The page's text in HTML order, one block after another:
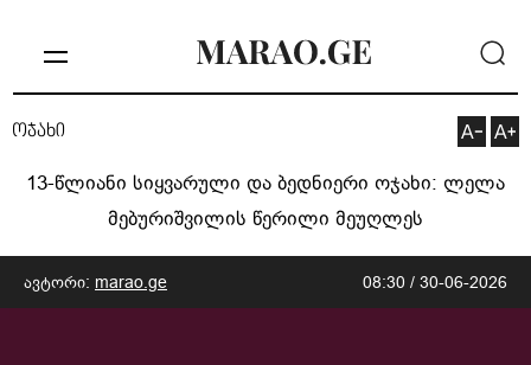
ოჯახი
13-წლიანი სიყვარული და ბედნიერი ოჯახი: ლელა
მებურიშვილის წერილი მეუღლეს
ავტორი: marao.ge 08:30 / 30-06-2026